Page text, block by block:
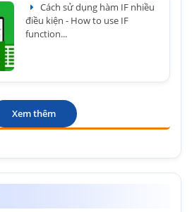
Cách sử dụng hàm IF nhiều
điều kiện - How to use IF
function...
Xem thêm